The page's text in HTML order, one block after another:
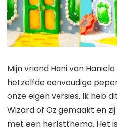
Mijn vriend Hani van
hetzelfde eenvoudige
onze eigen versies. Ik heb
Wizard of Oz gemaakt en
met een herfstthema. Het